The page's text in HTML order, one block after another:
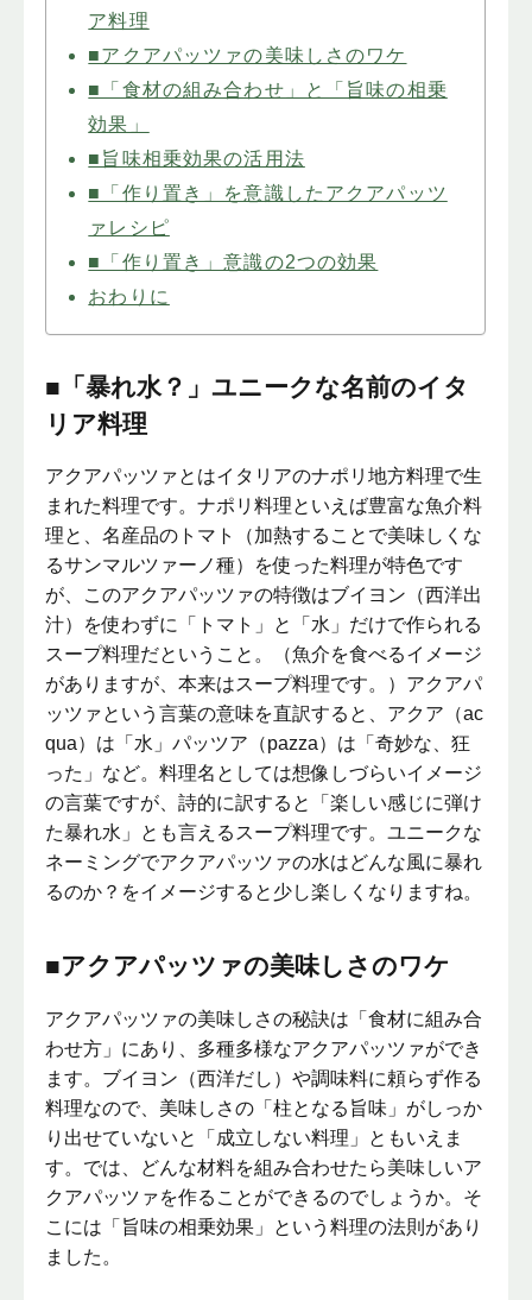
ア料理
■アクアパッツァの美味しさのワケ
■「食材の組み合わせ」と「旨味の相乗
効果」
■旨味相乗効果の活用法
■「作り置き」を意識したアクアパッツ
ァレシピ
■「作り置き」意識の2つの効果
おわりに
■「暴れ水？」ユニークな名前のイタ
リア料理
アクアパッツァとはイタリアのナポリ地方料理で生
まれた料理です。ナポリ料理といえば豊富な魚介料
理と、名産品のトマト（加熱することで美味しくな
るサンマルツァーノ種）を使った料理が特色です
が、このアクアパッツァの特徴はブイヨン（西洋出
汁）を使わずに「トマト」と「水」だけで作られる
スープ料理だということ。（魚介を食べるイメージ
がありますが、本来はスープ料理です。）アクアパ
ッツァという言葉の意味を直訳すると、アクア（ac
qua）は「水」パッツア（pazza）は「奇妙な、狂
った」など。料理名としては想像しづらいイメージ
の言葉ですが、詩的に訳すると「楽しい感じに弾け
た暴れ水」とも言えるスープ料理です。ユニークな
ネーミングでアクアパッツァの水はどんな風に暴れ
るのか？をイメージすると少し楽しくなりますね。
■アクアパッツァの美味しさのワケ
アクアパッツァの美味しさの秘訣は「食材に組み合
わせ方」にあり、多種多様なアクアパッツァができ
ます。ブイヨン（西洋だし）や調味料に頼らず作る
料理なので、美味しさの「柱となる旨味」がしっか
り出せていないと「成立しない料理」ともいえま
す。では、どんな材料を組み合わせたら美味しいア
クアパッツァを作ることができるのでしょうか。そ
こには「旨味の相乗効果」という料理の法則があり
ました。